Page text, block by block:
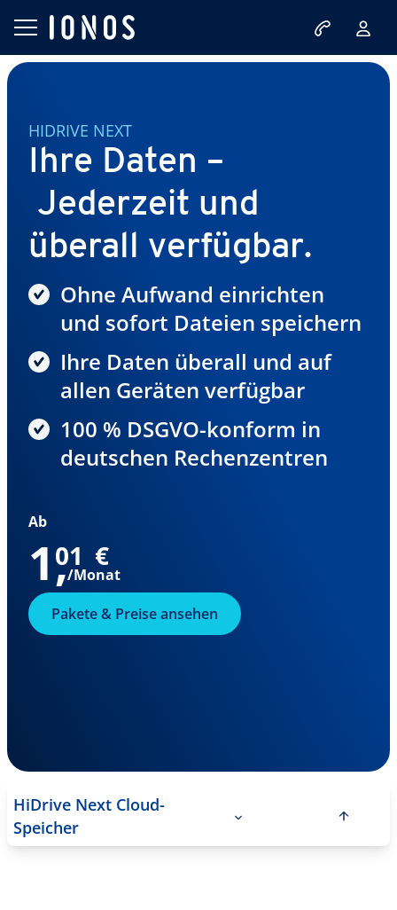
HIDRIVE NEXT
Ihre Daten –
Jederzeit und
überall verfügbar.
Ohne Aufwand einrichten
und sofort Dateien speichern
Ihre Daten überall und auf
allen Geräten verfügbar
100 % DSGVO-konform in
deutschen Rechenzentren
Pakete & Preise ansehen
Ab
1,
01 €
/Monat
HiDrive Next Cloud-
Speicher